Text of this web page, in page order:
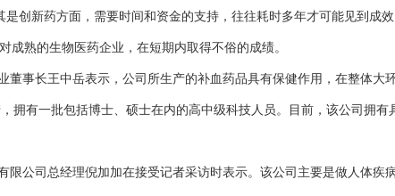
创新药方面，需要时间和资金的支持，往往耗时多年才可能见到成效
熟的生物医药企业，在短期内取得不俗的成绩。
事长王中岳表示，公司所生产的补血药品具有保健作用，在整体大
有一批包括博士、硕士在内的高中级科技人员。目前，该公司拥有
公司总经理倪加加在接受记者采访时表示。该公司主要是做人体疾